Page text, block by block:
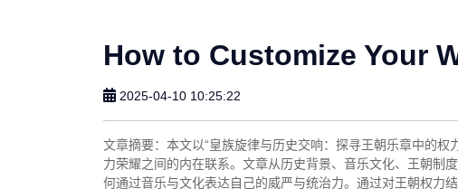
How to Customize Your
2025-04-10 10:25:22
文章摘要：本文以“皇族旋律与历史交响：探寻王朝乐章中的
力荣耀之间的内在联系。文章从历史背景、音乐文化、王朝制
何通过音乐与文化表达自己的威严与统治力。通过对王朝权力